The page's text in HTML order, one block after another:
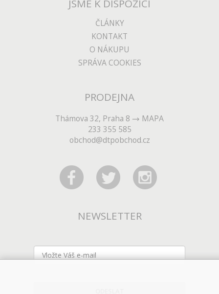
JSME K DISPOZICI
ČLÁNKY
KONTAKT
O NÁKUPU
SPRÁVA COOKIES
PRODEJNA
Thámova 32, Praha 8
MAPA
233 355 585
obchod@dtpobchod.cz
NEWSLETTER